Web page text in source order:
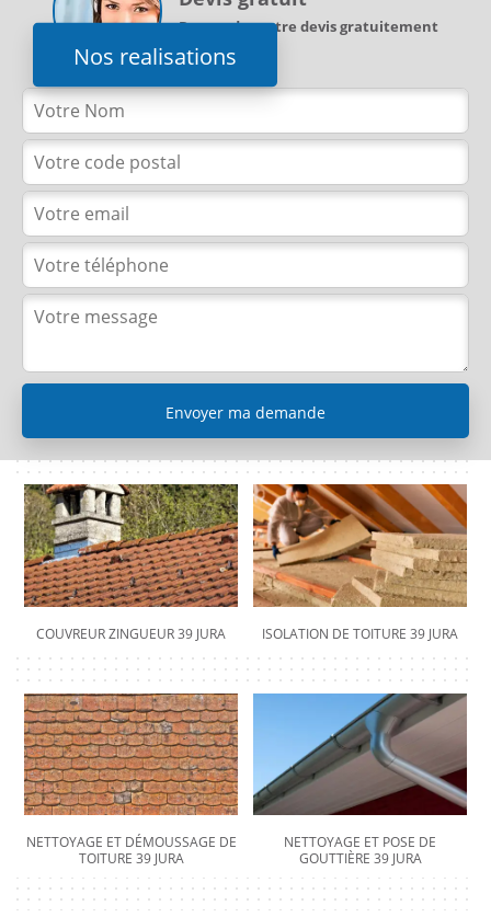
Nos realisations
Demandez votre devis gratuitement
COUVREUR ZINGUEUR 39 JURA ISOLATION DE TOITURE 39 JURA
NETTOYAGE ET DÉMOUSSAGE DE
TOITURE 39 JURA
NETTOYAGE ET POSE DE
GOUTTIÈRE 39 JURA